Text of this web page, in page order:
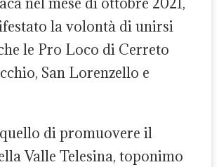
la volontà di unirsi
le Pro Loco di Cerreto
San Lorenzello e
di promuovere il
Valle Telesina, toponimo